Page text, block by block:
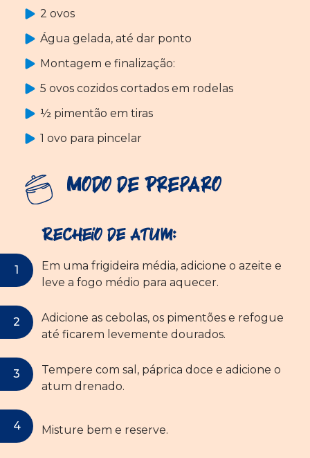
2 ovos
Água gelada, até dar ponto
Montagem e finalização:
5 ovos cozidos cortados em rodelas
½ pimentão em tiras
1 ovo para pincelar
Modo de Preparo
Recheio de atum:
Em uma frigideira média, adicione o azeite e
leve a fogo médio para aquecer.
Adicione as cebolas, os pimentões e refogue
até ficarem levemente dourados.
Tempere com sal, páprica doce e adicione o
atum drenado.
Misture bem e reserve.